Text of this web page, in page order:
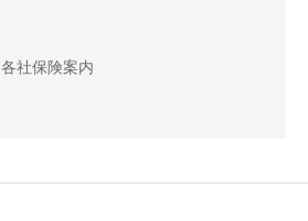
各社保険案内